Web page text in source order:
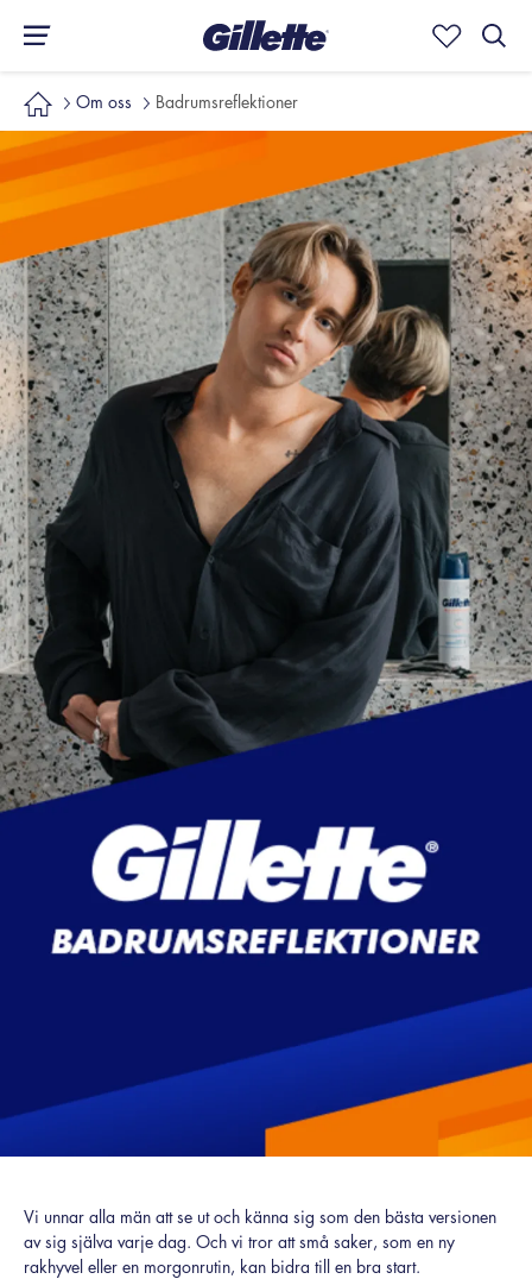
Om oss Badrumsreflektioner
Vi unnar alla män att se ut och känna sig som den bästa versionen
av sig själva varje dag. Och vi tror att små saker, som en ny
rakhyvel eller en morgonrutin, kan bidra till en bra start.